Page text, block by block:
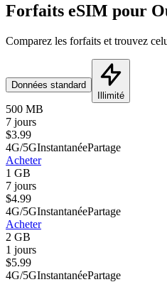
Forfaits eSIM pour
Comparez les forfaits et trouvez
Données standard
Illimité
500 MB
7 jours
$3.99
4G/5GInstantanéePartage
Acheter
1 GB
7 jours
$4.99
4G/5GInstantanéePartage
Acheter
2 GB
1 jours
$5.99
4G/5GInstantanéePartage